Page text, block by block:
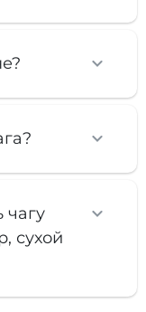
чагу
сухой